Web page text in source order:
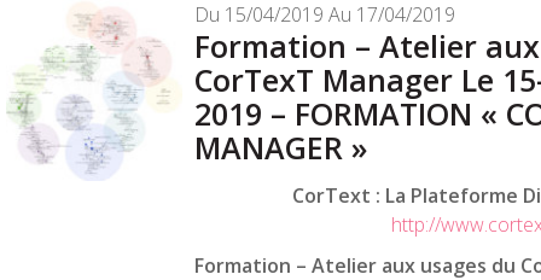
Du 15/04/2019 Au 17/04/2019
Formation – Atelier
CorTexT Manager Le
2019 – FORMATION «
MANAGER »
CorText : La Plateforme
http://
Formation – Atelier aux usages du